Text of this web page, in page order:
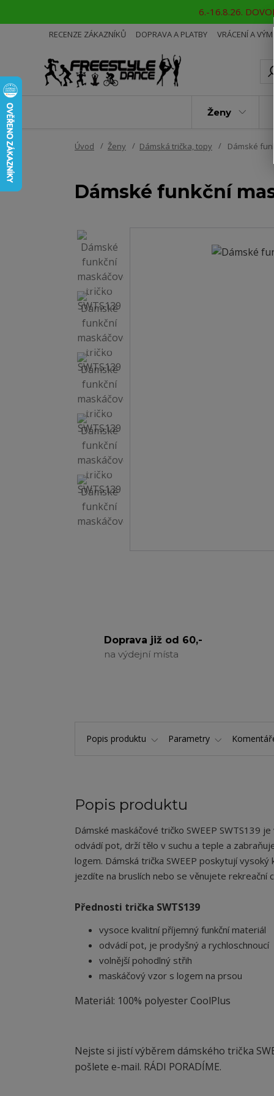
6.-16.8.26.
RECENZE ZÁKAZNÍKŮ DOPRAVA A PLATBY VRÁCENÍ A
Ženy
Úvod Ženy Dámská trička, topy Dámské
Dámské funkční
Doprava již od 60,-
na výdejní místa
Popis produktu Parametry
Popis produktu
Dámské maskáčové tričko SWEEP SWTS139
odvádí pot, drží tělo v suchu a teple a
logem. Dámská trička SWEEP poskytují
jezdíte na bruslích nebo se věnujete rekreační
Přednosti trička SWTS139
vysoce kvalitní příjemný funkční materiál
odvádí pot, je prodyšný a rychloschnoucí
volnější pohodlný střih
maskáčový vzor s logem na prsou
Materiál: 100% polyester CoolPlus
Nejste si jistí výběrem dámského trička
pošlete e-mail. RÁDI PORADÍME.